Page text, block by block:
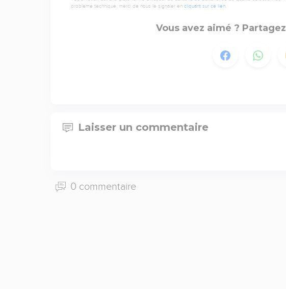
problème technique, merci de nous le signaler en cliquant sur ce lien.
Vous avez aimé ?
Laisser un commentaire
0 commentaire